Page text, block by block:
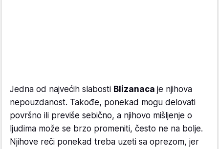
Jedna od najvećih slabosti Blizanaca je njihova
nepouzdanost. Takođe, ponekad mogu delovati
površno ili previše sebično, a njihovo mišljenje o
ljudima može se brzo promeniti, često ne na bolje.
Njihove reči ponekad treba uzeti sa oprezom, jer